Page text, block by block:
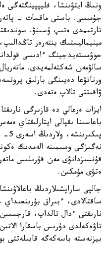
ونىڭ ايتۋىنشا،
جۇمىسى. باستى ماقسات -
تارتىمدى ەتىپ ۇسىنۋ.
مينيماليستىك ينتەرەر
حوۋمستەيدجينگ ءادىسى
سالۋمەن شەكتەلمەيدى.
ورناتۋعا دەيىنگى بارلىق
ۋاقىتتى تالاپ ەتەدى.
ايزات ەرعالي دە قازىرگى
باعاسىنا ىقپالى ايتارلىقتاي
نەگىزگى وسىمىنە الەمدىك
قۇنسىزدانۋى مەن قۇرىلىس
ەتۋى مۇمكىن.
جالپى ساراپشىلاردىڭ
ساقتالادى، ءبىراق
نارىقتى ءدال تالداپ،
تاۋەكەلدى دۇرىس باسقارا
بيزنەستە باسەكەگە قابىلەتتى